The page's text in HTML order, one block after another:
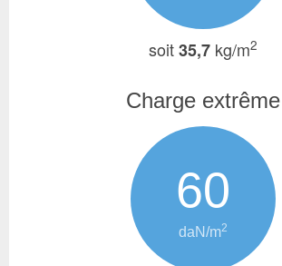
soit35,7 kg/m2
Charge extrême
60
daN/m2